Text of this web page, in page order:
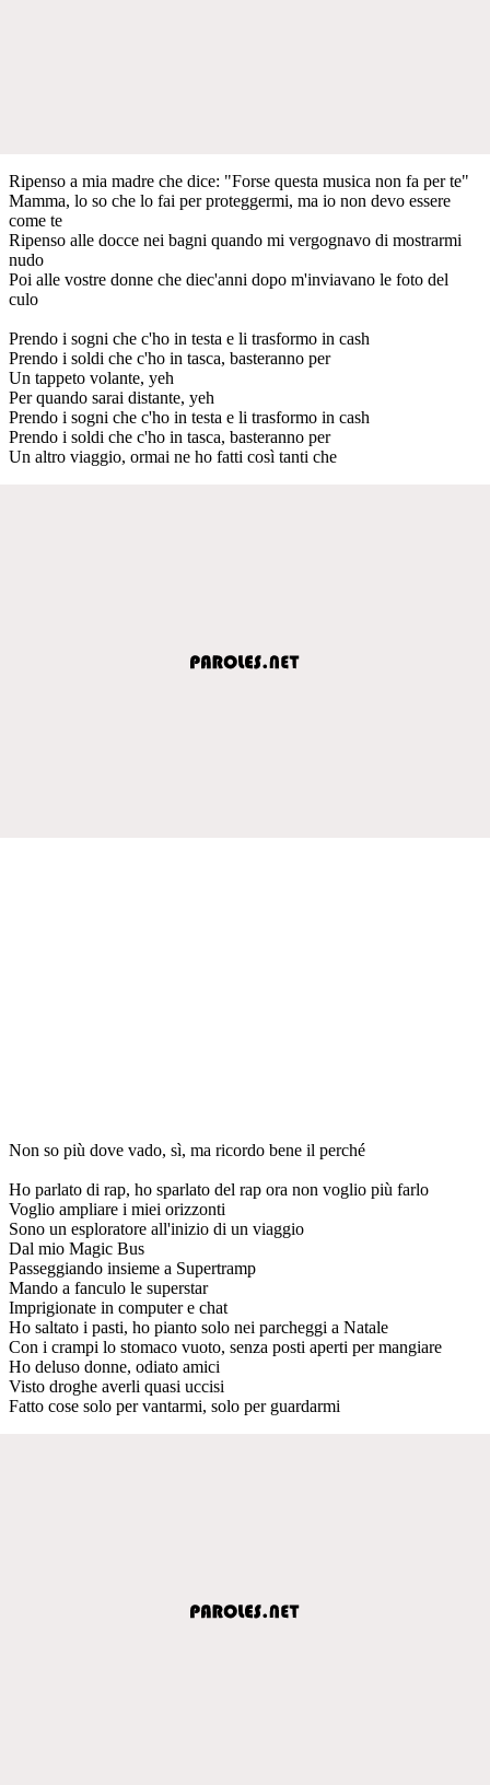
Ripenso a mia madre che dice: "Forse questa musica non fa per te"
Mamma, lo so che lo fai per proteggermi, ma io non devo essere
come te
Ripenso alle docce nei bagni quando mi vergognavo di mostrarmi
nudo
Poi alle vostre donne che diec'anni dopo m'inviavano le foto del
culo
Prendo i sogni che c'ho in testa e li trasformo in cash
Prendo i soldi che c'ho in tasca, basteranno per
Un tappeto volante, yeh
Per quando sarai distante, yeh
Prendo i sogni che c'ho in testa e li trasformo in cash
Prendo i soldi che c'ho in tasca, basteranno per
Un altro viaggio, ormai ne ho fatti così tanti che
Non so più dove vado, sì, ma ricordo bene il perché
Ho parlato di rap, ho sparlato del rap ora non voglio più farlo
Voglio ampliare i miei orizzonti
Sono un esploratore all'inizio di un viaggio
Dal mio Magic Bus
Passeggiando insieme a Supertramp
Mando a fanculo le superstar
Imprigionate in computer e chat
Ho saltato i pasti, ho pianto solo nei parcheggi a Natale
Con i crampi lo stomaco vuoto, senza posti aperti per mangiare
Ho deluso donne, odiato amici
Visto droghe averli quasi uccisi
Fatto cose solo per vantarmi, solo per guardarmi